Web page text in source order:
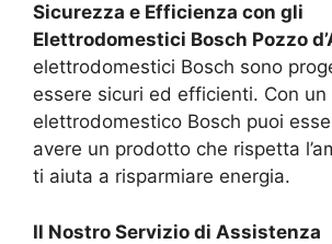
Sicurezza e Efficienza con gli
Elettrodomestici Bosch Pozzo
elettrodomestici Bosch sono
essere sicuri ed efficienti. Con un
elettrodomestico Bosch puoi
avere un prodotto che rispetta
ti aiuta a risparmiare energia.
Il Nostro Servizio di Assistenza